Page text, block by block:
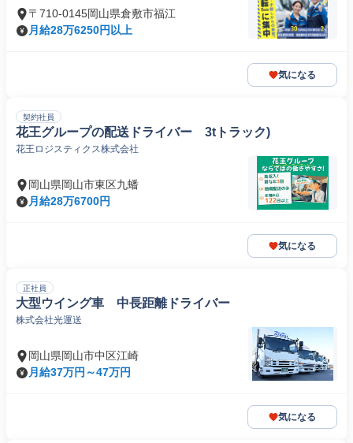
〒710-0145岡山県倉敷市福江
月給28万6250円以上
気になる
契約社員
花王グループの配送ドライバー 3tトラック)
花王ロジスティクス株式会社
岡山県岡山市東区九蟠
月給28万6700円
気になる
正社員
大型ウイング車 中長距離ドライバー
株式会社光運送
岡山県岡山市中区江崎
月給37万円～47万円
気になる